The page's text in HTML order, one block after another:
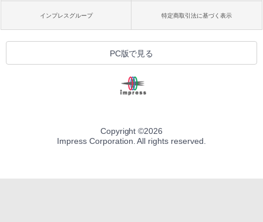
インプレスグループ 特定商取引法に基づく表示
PC版で見る
Copyright ©2026
Impress Corporation. All rights reserved.